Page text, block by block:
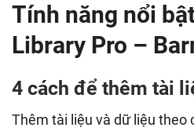
Tính năng nổi
Library Pro –
4 cách để thêm tài
Thêm tài liệu và dữ liệu theo